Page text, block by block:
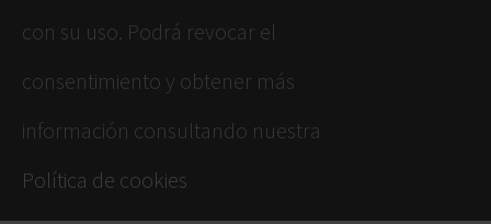
con su uso. Podrá revocar el
consentimiento y obtener más
información consultando nuestra
Política de cookies